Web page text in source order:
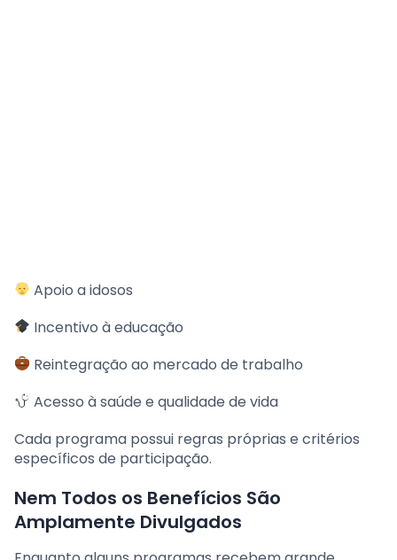
Apoio a idosos
Incentivo à educação
Reintegração ao mercado de trabalho
Acesso à saúde e qualidade de vida
Cada programa possui regras próprias e critérios
específicos de participação.
Nem Todos os Benefícios São
Amplamente Divulgados